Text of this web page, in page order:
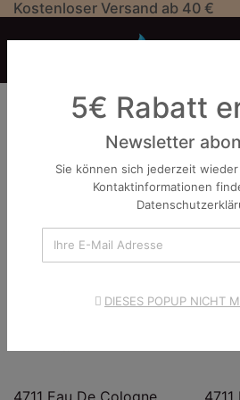
Kostenloser Versand ab 40 €
4711
favorite_border
5€ Rabatt
Newsletter
Sie können sich jederzeit
Kontaktinformationen
DIESES POPUP NICHT